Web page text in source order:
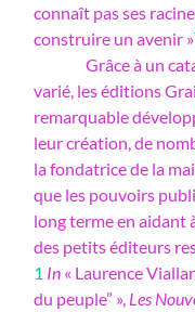
connaît pas ses
construire un avenir »
Grâce à un
varié, les éditions
remarquable
leur création, de
la fondatrice de la
que les pouvoirs
long terme en aidant
des petits éditeurs
1 In « Laurence
du peuple” », Les